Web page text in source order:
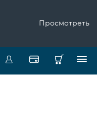
Просмотреть